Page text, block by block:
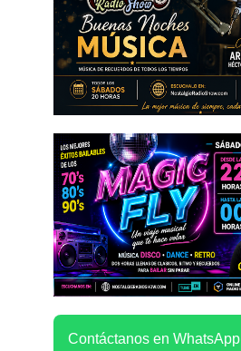
Contáctanos en WhatsApp